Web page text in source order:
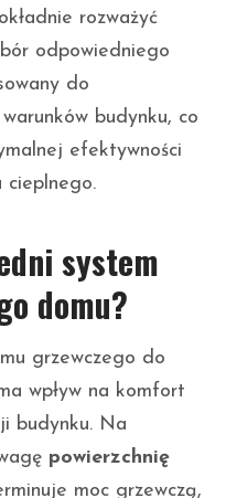
rozważyć
odpowiedniego
do
budynku, co
efektywności
cieplnego.
system
domu?
grzewczego do
wpływ na komfort
budynku. Na
powierzchnię
moc grzewczą,